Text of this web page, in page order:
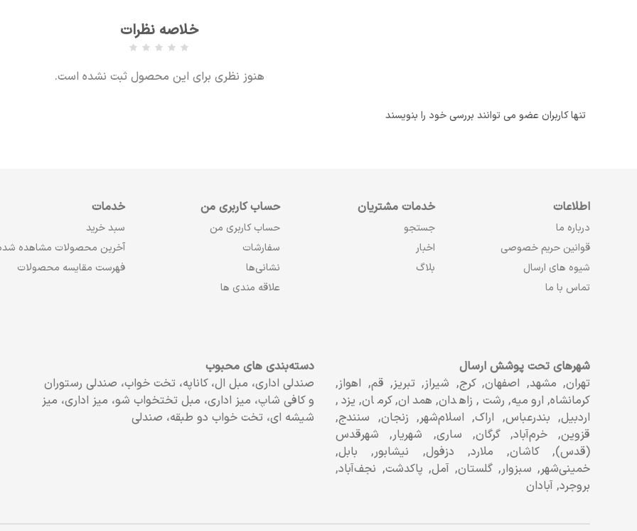
خلاصه نظرات
هنوز نظری برای این محصول ثبت نشده است.
تنها کاربران عضو می توانند بررسی خود را بنویسند
اطلاعات
درباره ما
قوانین حریم خصوصی
شیوه های ارسال
تماس با ما
خدمات مشتریان
جستجو
اخبار
بلاگ
حساب کاربری من
حساب کاربری من
سفارشات
نشانی‌ها
علاقه مندی ها
خدمات
سبد خرید
آخرین محصولات مشاهده
فهرست مقایسه محصولات
شهرهای تحت پوشش ارسال
تهران, مشهد, اصفهان, کرج, شیراز, تبریز, قم, اهواز,
کرمانشاه, ارومیه, رشت, زاهدان, همدان, کرمان, یزد,
اردبیل, بندرعباس, اراک, اسلام‌شهر, زنجان, سنندج,
قزوین, خرم‌آباد, گرگان, ساری, شهریار, شهرقدس
(قدس), کاشان, ملارد, دزفول, نیشابور, بابل,
خمینی‌شهر, سبزوار, گلستان, آمل, پاکدشت, نجف‌آباد,
بروجرد, آبادان
دسته‌بندی های محبوب
صندلی اداری، مبل ال، کاناپه، تخت خواب، صندلی رستوران
و کافی شاپ، میز اداری، مبل تختخواب شو، میز اداری، میز
شیشه ای، تخت خواب دو طبقه، صندلی